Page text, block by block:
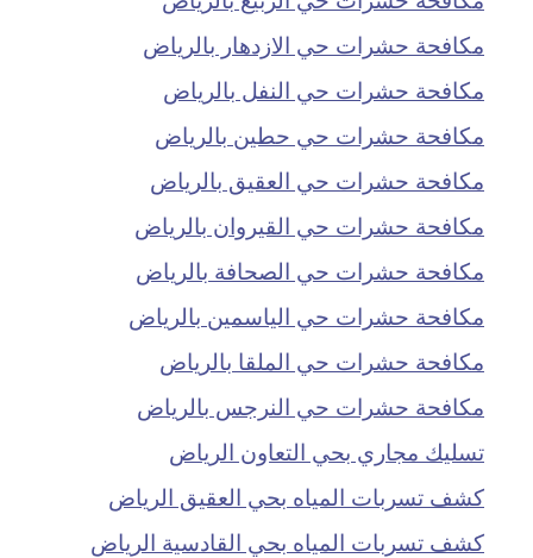
مكافحة حشرات حي الازدهار بالرياض
مكافحة حشرات حي النفل بالرياض
مكافحة حشرات حي حطين بالرياض
مكافحة حشرات حي العقيق بالرياض
مكافحة حشرات حي القيروان بالرياض
مكافحة حشرات حي الصحافة بالرياض
مكافحة حشرات حي الياسمين بالرياض
مكافحة حشرات حي الملقا بالرياض
مكافحة حشرات حي النرجس بالرياض
تسليك مجاري بحي التعاون الرياض
كشف تسربات المياه بحي العقيق الرياض
كشف تسربات المياه بحي القادسية الرياض